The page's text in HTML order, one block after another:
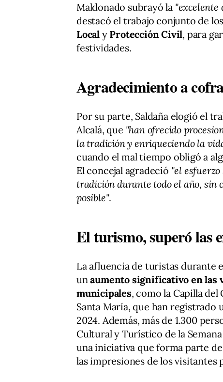
Maldonado subrayó la "excelente
destacó el trabajo conjunto de
Local y Protección Civil, para
festividades.
Agradecimiento a
Por su parte, Saldaña elogió el
Alcalá, que "han ofrecido
la tradición y enriqueciendo la
cuando el mal tiempo obligó a
El concejal agradeció "el
tradición durante todo el año, sin
posible".
El turismo, superó las
La afluencia de turistas durante
unaumento significativo en las
municipales, como la Capilla del
Santa María, que han
2024. Además, más de 1.300
Cultural y Turístico de la Semana
una iniciativa que forma parte
las impresiones de los